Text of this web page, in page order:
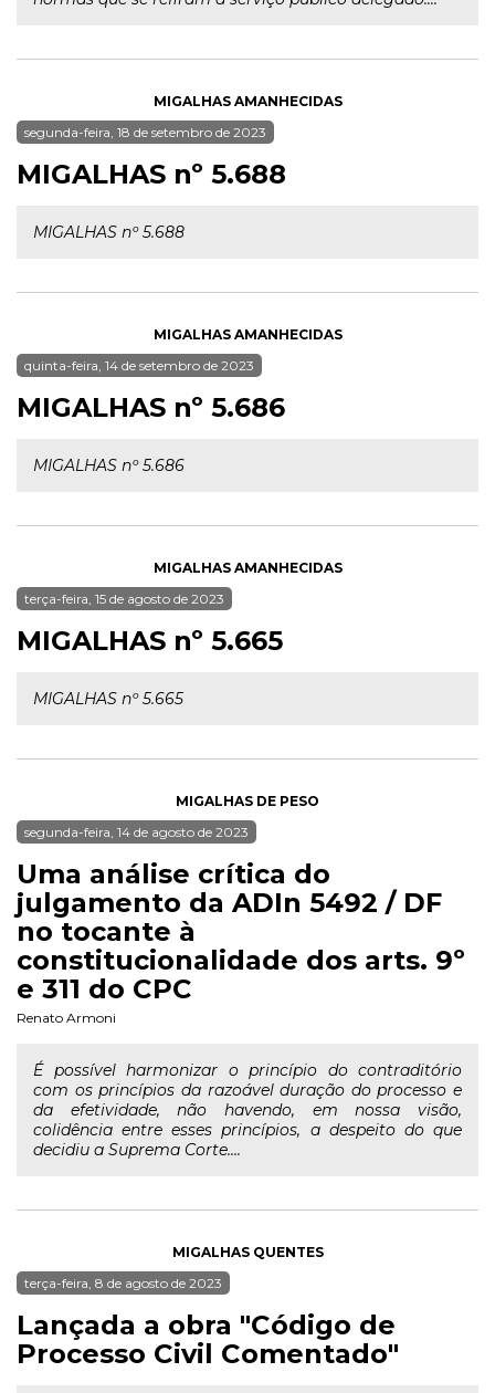
MIGALHAS AMANHECIDAS
segunda-feira, 18 de setembro de 2023
MIGALHAS nº 5.688
MIGALHAS nº 5.688
MIGALHAS AMANHECIDAS
quinta-feira, 14 de setembro de 2023
MIGALHAS nº 5.686
MIGALHAS nº 5.686
MIGALHAS AMANHECIDAS
terça-feira, 15 de agosto de 2023
MIGALHAS nº 5.665
MIGALHAS nº 5.665
MIGALHAS DE PESO
segunda-feira, 14 de agosto de 2023
Uma análise crítica do
julgamento da ADIn 5492 / DF
no tocante à
constitucionalidade dos arts. 9º
e 311 do CPC
Renato Armoni
É possível harmonizar o princípio do contraditório
com os princípios da razoável duração do processo e
da efetividade, não havendo, em nossa visão,
colidência entre esses princípios, a despeito do que
decidiu a Suprema Corte....
MIGALHAS QUENTES
terça-feira, 8 de agosto de 2023
Lançada a obra "Código de
Processo Civil Comentado"